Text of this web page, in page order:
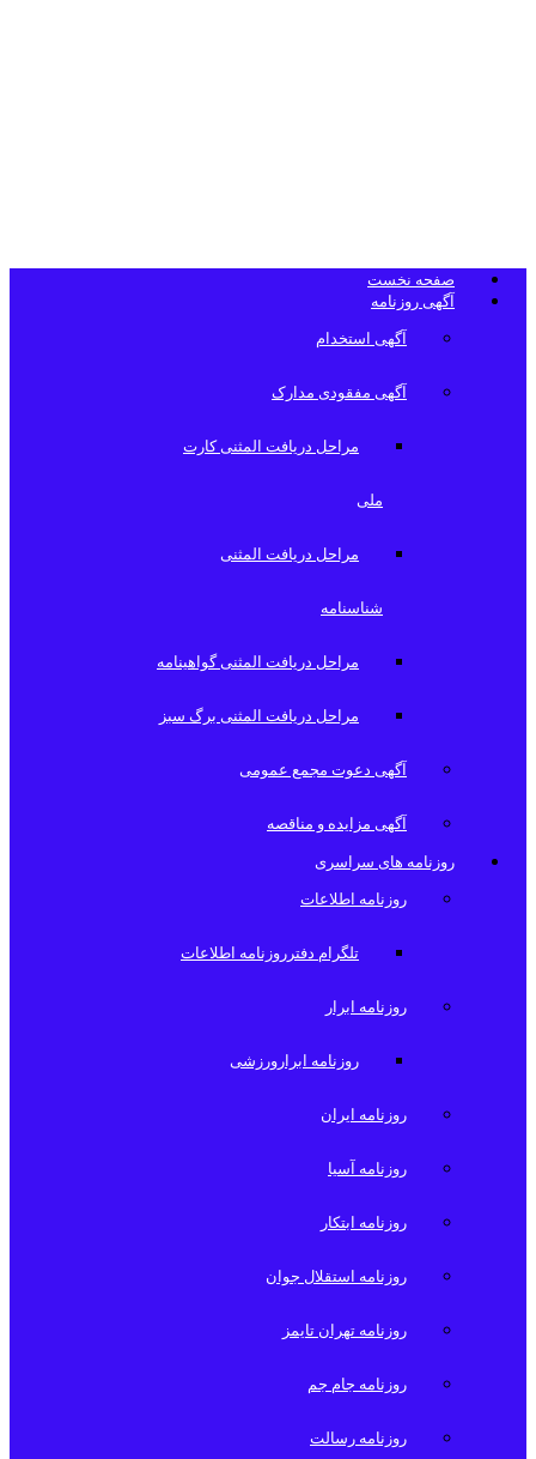
صفحه نخست
آگهی روزنامه
آگهی استخدام
آگهی مفقودی مدارک
مراحل دریافت المثنی کارت
ملی
مراحل دریافت المثنی
شناسنامه
مراحل دریافت المثنی گواهینامه
مراحل دریافت المثنی برگ سبز
آگهی دعوت مجمع عمومی
آگهی مزایده و مناقصه
روزنامه های سراسری
روزنامه اطلاعات
تلگرام دفترروزنامه اطلاعات
روزنامه ابرار
روزنامه ابرارورزشی
روزنامه ایران
روزنامه آسیا
روزنامه ابتکار
روزنامه استقلال جوان
روزنامه تهران تایمز
روزنامه جام جم
روزنامه رسالت